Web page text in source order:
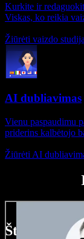
Kurkite ir
Viskas, ko reikia
Žiūrėti vaizdo studiją
AI dubliavimas
Vienu paspaudimu
priderins kalbėtojo
Žiūrėti AI
Štai ką